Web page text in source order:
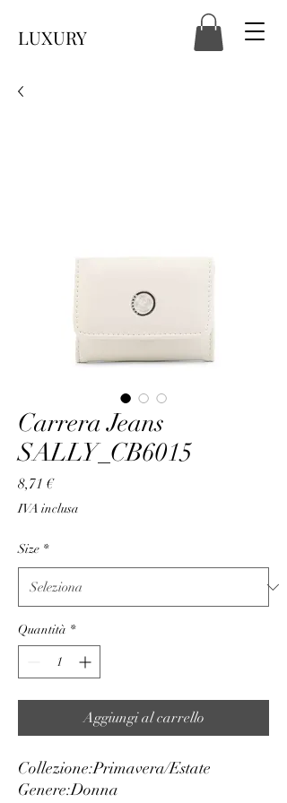
LUXURY
Carrera Jeans
SALLY_CB6015
8,71 €Prezzo
IVA inclusa
Size *
Quantità *
Aggiungi al carrello
Collezione:Primavera/Estate
Genere:Donna